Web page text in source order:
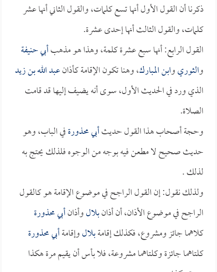
ذكرنا أن القول الأول أنها تسع كلمات، والقول الثاني أنها عشر
كلمات، والقول الثالث أنها إحدى عشرة.
القول الرابع: أنها سبع عشرة كلمة، وهذا هو مذهبأبي حنيفة
والثوريوابن المبارك، وهنا تكون الإقامة كأذانعبد الله بن زيد
الذي ورد في الحديث الأول، سوى أنه يضيف إليها قد قامت
الصلاة.
وحجة أصحاب هذا القول حديثأبي محذورةفي الباب، وهو
حديث صحيح لا مطعن فيه بوجه من الوجوه فلذلك يحتج به
لذلك .
ولذلك نقول: إن القول الراجح في موضوع الإقامة هو كالقول
الراجح في موضوع الأذان، أن أذانبلالوأذانأبي محذورة
كلاهما جائز ومشروع، فكذلك إقامةبلالوإقامةأبي محذورة
كلتاهما جائزة وكلتاهما مشروعة، فلا بأس أن يقيم مرة هكذا